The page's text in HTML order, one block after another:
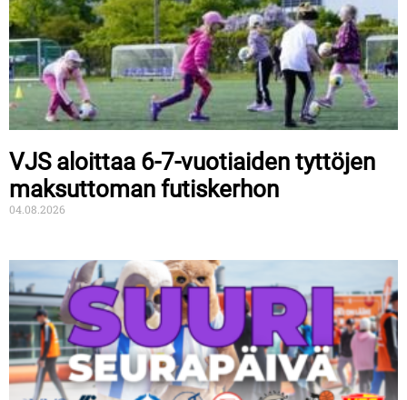
VJS aloittaa 6-7-vuotiaiden tyttöjen
maksuttoman futiskerhon
04.08.2026